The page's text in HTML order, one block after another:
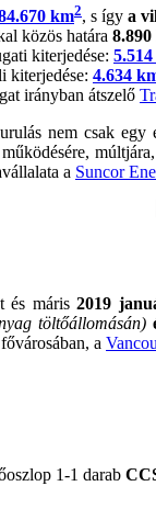
km2, s így a
közös határa
kiterjedése:
kiterjedése: 4.634
irányban átszelő
nem csak egy
működésére,
a Suncor
és máris2019
töltőállomásán)
fővárosában, a
1-1 darab